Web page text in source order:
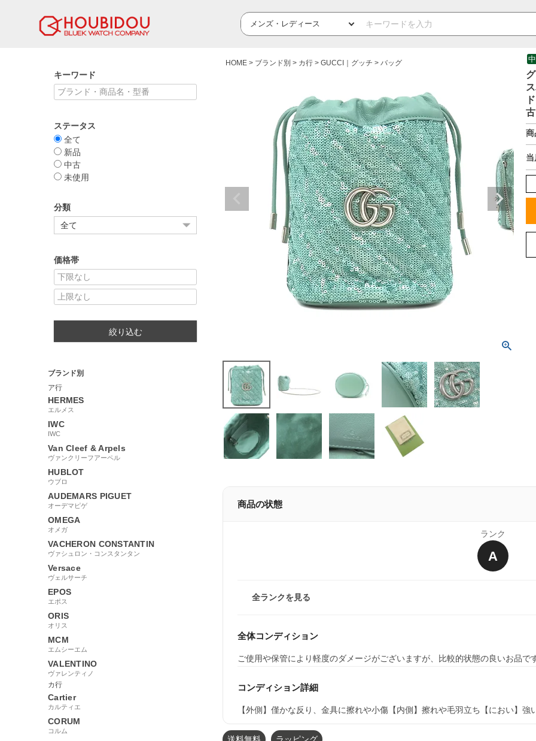
キーワード
ステータス
全て
新品
中古
未使用
分類
価格帯
絞り込む
ブランド別
ア行
HERMES
エルメス
IWC
IWC
Van Cleef & Arpels
ヴァンクリーフアーペル
HUBLOT
ウブロ
AUDEMARS PIGUET
オーデマピゲ
OMEGA
オメガ
VACHERON CONSTANTIN
ヴァシュロン・コンスタンタン
Versace
ヴェルサーチ
EPOS
エポス
ORIS
オリス
MCM
エムシーエム
VALENTINO
ヴァレンティノ
カ行
Cartier
カルティエ
CORUM
コルム
HOME ブランド別 カ行 GUCCI｜グッチ バッグ
商
商品の状態
ランク
A
全ランクを見る
全体コンディション
ご使用や保管により軽度のダメージがございますが、比較的状態の良いお品
コンディション詳細
【外側】僅かな反り、金具に擦れや小傷【内側】擦れや毛羽立ち【におい】強